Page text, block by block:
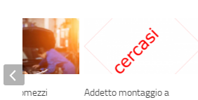
Addetto montaggio a
automezzi